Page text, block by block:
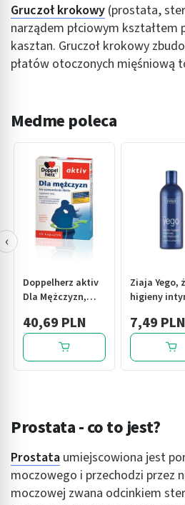
Gruczoł krokowy (prostata,
narządem płciowym kształtem
kasztan. Gruczoł krokowy
płatów otoczonych mięśniową
Medme poleca
Doppelherz aktiv
Dla Mężczyzn,
40,69 PLN
Ziaja Yego,
higieny
ml
7,49 PLN
‹
Prostata - co to jest?
Prostata umiejscowiona jest
moczowego i przechodzi przez
moczowej zwana odcinkiem